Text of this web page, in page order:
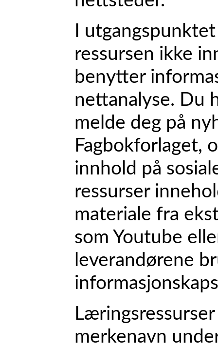
I
ressursen ikke
benytter
nettanalyse. Du
melde deg på
Fagbokforlaget,
innhold på
ressurser
materiale fra
som Youtube
leverandørene
merkenavn